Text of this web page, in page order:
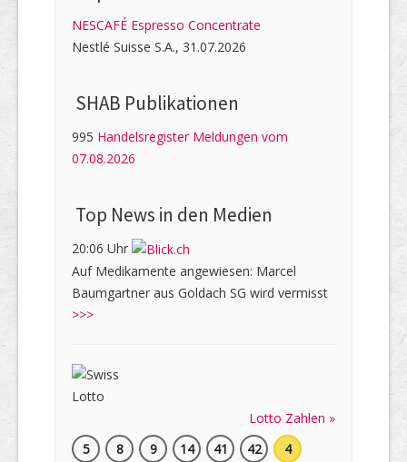
NESCAFÉ Espresso Concentrate
Nestlé Suisse S.A., 31.07.2026
SHAB Publi­kati­onen
995 Handelsregister Meldungen vom
07.08.2026
Top News in den Medien
20:06 Uhr
Auf Medikamente angewiesen: Marcel
Baumgartner aus Goldach SG wird vermisst
>>>
Lotto Zahlen »
5
8 9 14 41 42 4